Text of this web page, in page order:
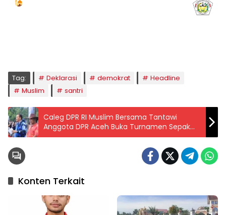
Tag: Deklarasi demokrat
Headline
Muslim
santri
Caleg DPR RI Muslim Bersama Tantawi
Anggota DPR Aceh Buka Turnamen Sepak
Bola Yasir Cup di Sawang
Konten Terkait